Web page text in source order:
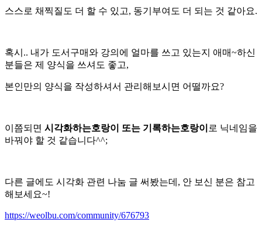
스스로 채찍질도 더 할 수 있고, 동기부여도 더 되는 것 같아요.
혹시.. 내가 도서구매와 강의에 얼마를 쓰고 있는지 애매~하신
분들은 제 양식을 쓰셔도 좋고,
본인만의 양식을 작성하셔서 관리해보시면 어떨까요?
이쯤되면 시각화하는호랑이 또는 기록하는호랑이 로 닉네임을
바꿔야 할 것 같습니다^^;
다른 글에도 시각화 관련 나눔 글 써봤는데, 안 보신 분은 참고
해보세요~!
https://weolbu.com/community/676793